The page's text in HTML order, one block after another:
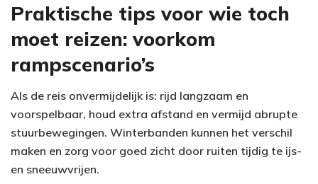
Praktische tips voor wie toch
moet reizen: voorkom
rampscenario’s
Als de reis onvermijdelijk is: rijd langzaam en
voorspelbaar, houd extra afstand en vermijd abrupte
stuurbewegingen. Winterbanden kunnen het verschil
maken en zorg voor goed zicht door ruiten tijdig te ijs-
en sneeuwvrijen.